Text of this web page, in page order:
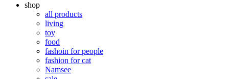
shop
all products
living
toy
food
fashoin for people
fashion for cat
Namsee